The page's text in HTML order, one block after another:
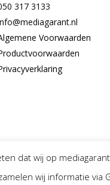
317 3133
Voorwaarden
dat wij op
wij informatie via